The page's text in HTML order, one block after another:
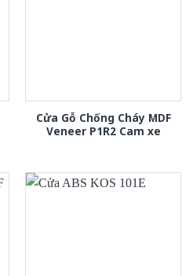
Cửa Gỗ Chống Cháy MDF
Veneer P1R2 Cam xe